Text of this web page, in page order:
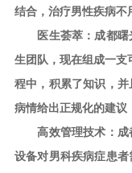
结合，治疗男性疾病不
医生荟萃：成都曙
生团队，现在组成一
程中，积累了知识，
病情给出正规化的建议
高效管理技术：成
设备对男科疾病症患